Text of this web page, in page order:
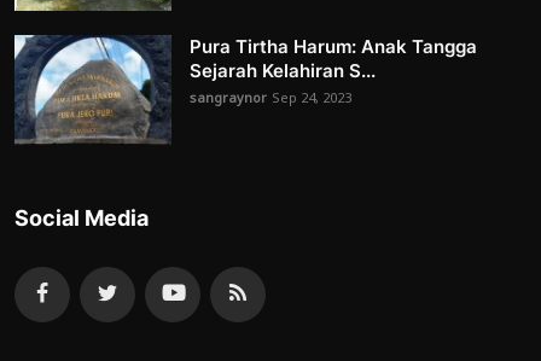
Pura Tirtha Harum: Anak Tangga
Sejarah Kelahiran S...
sangraynor Sep 24, 2023
Social Media